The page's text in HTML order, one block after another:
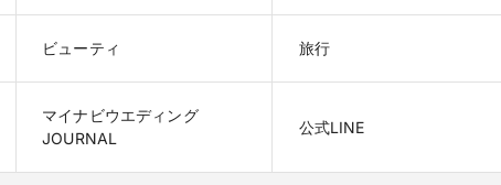
ビューティ 旅行
マイナビウエディング
JOURNAL
公式LINE